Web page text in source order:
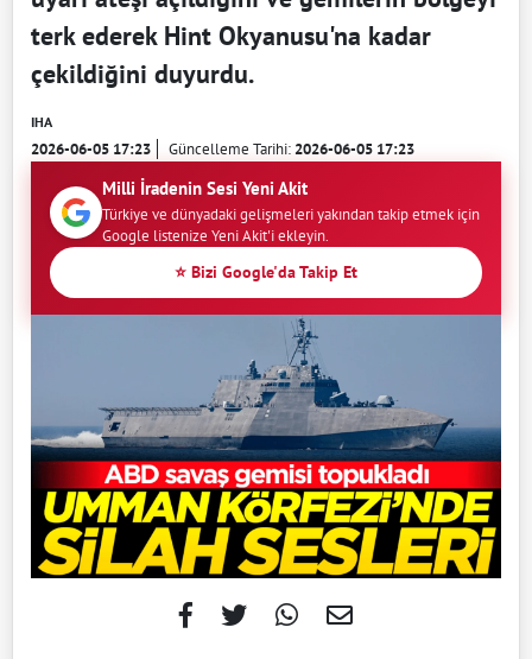
terk ederek Hint Okyanusu'na kadar
çekildiğini duyurdu.
IHA
2026-06-05 17:23 Güncelleme Tarihi:2026-06-05 17:23
Milli İradenin Sesi Yeni Akit
Türkiye ve dünyadaki gelişmeleri yakından takip etmek için
Google listenize Yeni Akit'i ekleyin.
⭐ Bizi Google'da Takip Et